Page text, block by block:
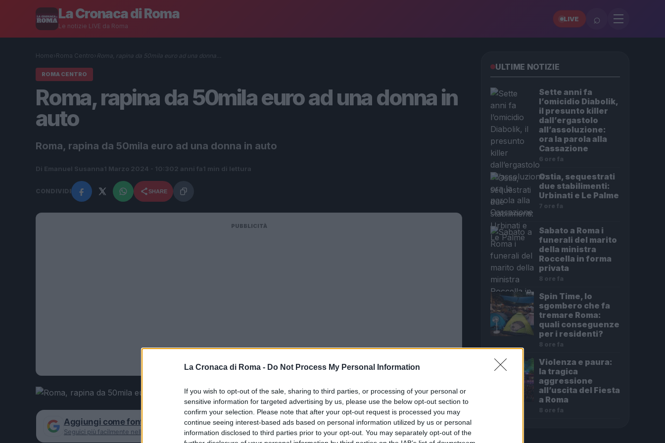
La Cronaca di Roma - Do Not Process My Personal Information
If you wish to opt-out of the sale, sharing to third parties, or processing of your personal or
sensitive information for targeted advertising by us, please use the below opt-out section to
confirm your selection. Please note that after your opt-out request is processed you may
continue seeing interest-based ads based on personal information utilized by us or personal
information disclosed to third parties prior to your opt-out. You may separately opt-out of the
La Cronaca di Roma
Le notizie LIVE da Roma
LIVE ⌕
Home› Roma Centro› Roma, rapina da 50mila euro ad una donna…
ROMA CENTRO
Roma, rapina da 50mila euro ad una donna in
auto
Roma, rapina da 50mila euro ad una donna in auto
Di Emanuel Susanna 1 Marzo 2024 - 10:30 2 anni fa 1 min di lettura
CONDIVIDI SHARE
PUBBLICITÀ
Aggiungi come fonte preferita su Google
Seguici più facilmente nelle notizie consigliate
ULTIME NOTIZIE
Sette anni fa
l’omicidio Diabolik,
il presunto killer
dall’ergastolo
all’assoluzione:
ora la parola alla
Cassazione
6 ore fa
Ostia, sequestrati
due stabilimenti:
Urbinati e Le Palme
7 ore fa
Sabato a Roma i
funerali del marito
della ministra
Roccella in forma
privata
8 ore fa
Spin Time, lo
sgombero che fa
tremare Roma:
quali conseguenze
per i residenti?
8 ore fa
Violenza e paura:
la tragica
aggressione
all’uscita del Fiesta
a Roma
8 ore fa